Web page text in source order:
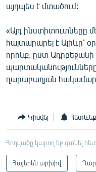
այդպես է մտածում:
«Այդ ինստիտուտնեըը
հայտարարել է Ալիևը՝
որոնք, ըստ
ղարաբաղյան
Կիսվել
Հոդվածը կարող եք գտնել
Հայերեն արխիվ